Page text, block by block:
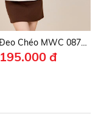
Balô Túi Đeo Chéo MWC 0870 - Túi Đeo Chéo Nam Nữ Da PU Nhỏ Gọn, Tiện Dụng, Đa Phong Cách.
195.000 đ